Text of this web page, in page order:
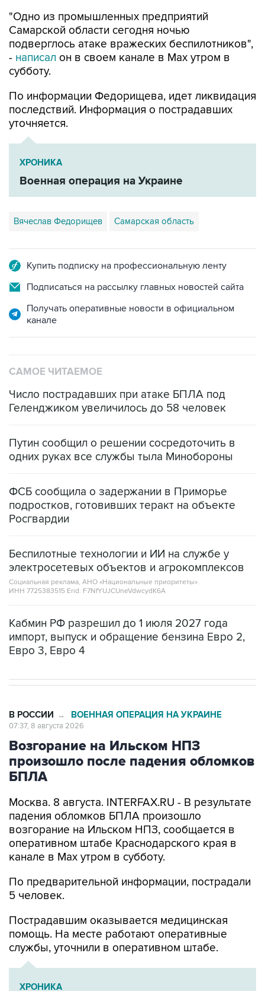
"Одно из промышленных предприятий
Самарской области сегодня ночью
подверглось атаке вражеских беспилотников",
- написал он в своем канале в Max утром в
субботу.
По информации Федорищева, идет ликвидация
последствий. Информация о пострадавших
уточняется.
ХРОНИКА
Военная операция на Украине
Вячеслав Федорищев Самарская область
Купить подписку на профессиональную ленту
Подписаться на рассылку главных новостей сайта
Получать оперативные новости в официальном
канале
САМОЕ ЧИТАЕМОЕ
Число пострадавших при атаке БПЛА под
Геленджиком увеличилось до 58 человек
Путин сообщил о решении сосредоточить в
одних руках все службы тыла Минобороны
ФСБ сообщила о задержании в Приморье
подростков, готовивших теракт на объекте
Росгвардии
Беспилотные технологии и ИИ на службе у
электросетевых объектов и агрокомплексов
Социальная реклама, АНО «Национальные приоритеты».
ИНН 7725383515 Erid: F7NfYUJCUneVdwcydK6A
Кабмин РФ разрешил до 1 июля 2027 года
импорт, выпуск и обращение бензина Евро 2,
Евро 3, Евро 4
В РОССИИ → ВОЕННАЯ ОПЕРАЦИЯ НА УКРАИНЕ
07:37, 8 августа 2026
Возгорание на Ильском НПЗ
произошло после падения обломков
БПЛА
Москва. 8 августа. INTERFAX.RU - В результате
падения обломков БПЛА произошло
возгорание на Ильском НПЗ, сообщается в
оперативном штабе Краснодарского края в
канале в Max утром в субботу.
По предварительной информации, пострадали
5 человек.
Пострадавшим оказывается медицинская
помощь. На месте работают оперативные
службы, уточнили в оперативном штабе.
ХРОНИКА